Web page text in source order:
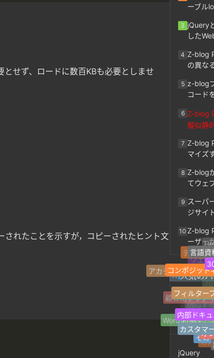
せず、ロードに数百KBも必要としませ
れたことを示すが，コピーされたヒント文
ーブル
3 jQuery
した
4 Z-blog
の異な
5 z-blog
コード
6 Z-blog
擬似静
7 Z-blog
マイズ
8 Z-blog
てウェ
9 スーパ
ジサイ
事を一
10 Z-blog
ーザー
人気の
ウェブサ
カ
応答性
適応す
その
Word Pressプ
顧客用プラグ
WEB引越し
ウェブ
オ
カスタマ
内部ドキ
製品の説明
アカデミック·ディ
デザイン
フィルター
コンポジット
言語資
関連タグ
jQuery